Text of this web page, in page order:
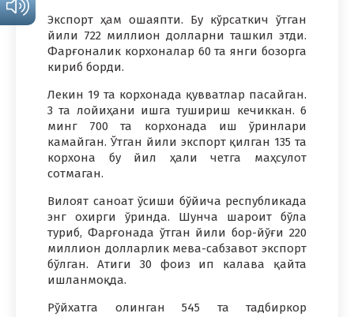
Экспорт ҳам ошаяпти. Бу кўрсаткич ўтган
йили 722 миллион долларни ташкил этди.
Фарғоналик корхоналар 60 та янги бозорга
кириб борди.
Лекин 19 та корхонада қувватлар пасайган.
3 та лойиҳани ишга тушириш кечиккан. 6
минг 700 та корхонада иш ўринлари
камайган. Ўтган йили экспорт қилган 135 та
корхона бу йил ҳали четга маҳсулот
сотмаган.
Вилоят саноат ўсиши бўйича республикада
энг охирги ўринда. Шунча шароит бўла
туриб, Фарғонада ўтган йили бор-йўғи 220
миллион долларлик мева-сабзавот экспорт
бўлган. Атиги 30 фоиз ип калава қайта
ишланмоқда.
Рўйхатга олинган 545 та тадбиркор